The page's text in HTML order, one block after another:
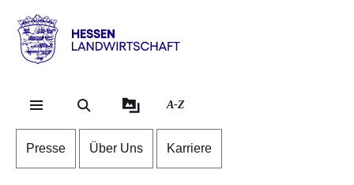
Hessen
Landwirtschaft
A-Z
Presse Über Uns Karriere